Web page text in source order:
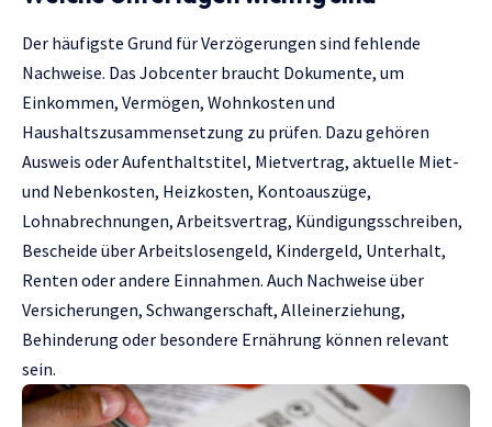
Der häufigste Grund für Verzögerungen sind fehlende
Nachweise. Das Jobcenter braucht Dokumente, um
Einkommen, Vermögen, Wohnkosten und
Haushaltszusammensetzung zu prüfen. Dazu gehören
Ausweis oder Aufenthaltstitel, Mietvertrag, aktuelle Miet-
und Nebenkosten, Heizkosten, Kontoauszüge,
Lohnabrechnungen, Arbeitsvertrag, Kündigungsschreiben,
Bescheide über Arbeitslosengeld, Kindergeld, Unterhalt,
Renten oder andere Einnahmen. Auch Nachweise über
Versicherungen, Schwangerschaft, Alleinerziehung,
Behinderung oder besondere Ernährung können relevant
sein.